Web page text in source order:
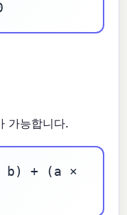
가능합니다.
b) + (a ×